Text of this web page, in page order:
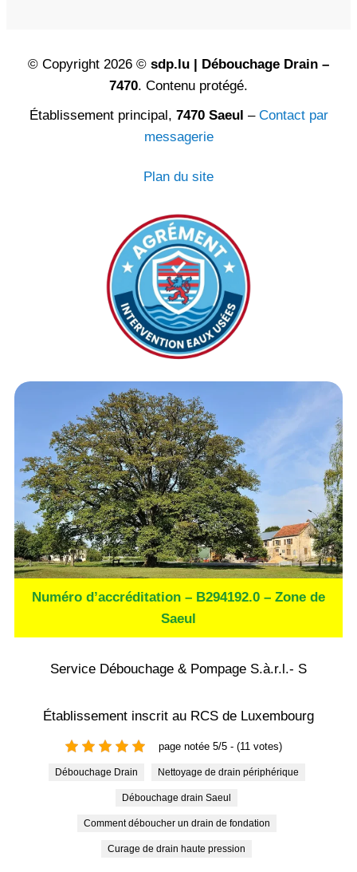
© Copyright 2026 © sdp.lu | Débouchage Drain –
7470. Contenu protégé.
Établissement principal, 7470 Saeul – Contact par
messagerie
Plan du site
Numéro d’accréditation – B294192.0 – Zone de
Saeul
Service Débouchage & Pompage S.à.r.l.- S
Établissement inscrit au RCS de Luxembourg
page notée 5/5 - (11 votes)
Débouchage Drain Nettoyage de drain périphérique
Débouchage drain Saeul
Comment déboucher un drain de fondation
Curage de drain haute pression